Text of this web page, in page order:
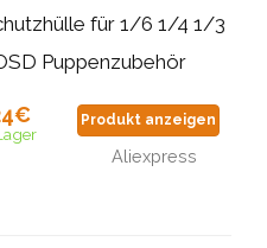
für 1/6 1/4 1/3
Puppenzubehör
Produkt anzeigen
Aliexpress